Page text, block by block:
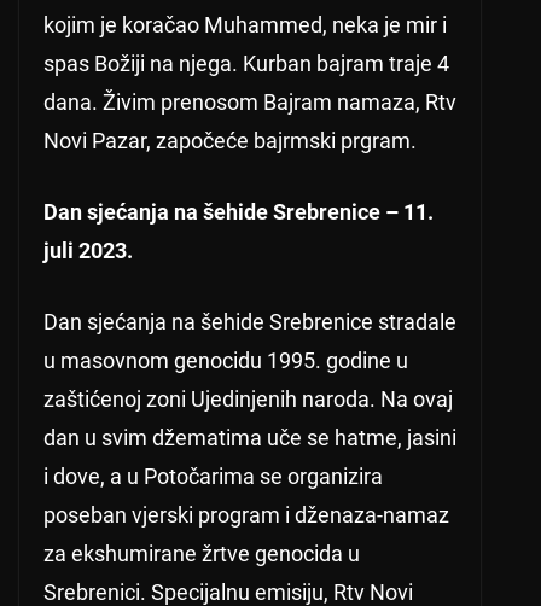
kojim je koračao Muhammed, neka je mir i
spas Božiji na njega. Kurban bajram traje 4
dana. Živim prenosom Bajram namaza, Rtv
Novi Pazar, započeće bajrmski prgram.
Dan sjećanja na šehide Srebrenice – 11.
juli 2023.
Dan sjećanja na šehide Srebrenice stradale
u masovnom genocidu 1995. godine u
zaštićenoj zoni Ujedinjenih naroda. Na ovaj
dan u svim džematima uče se hatme, jasini
i dove, a u Potočarima se organizira
poseban vjerski program i dženaza-namaz
za ekshumirane žrtve genocida u
Srebrenici. Specijalnu emisiju, Rtv Novi